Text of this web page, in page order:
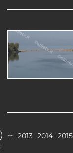
… 2013 2014 2015